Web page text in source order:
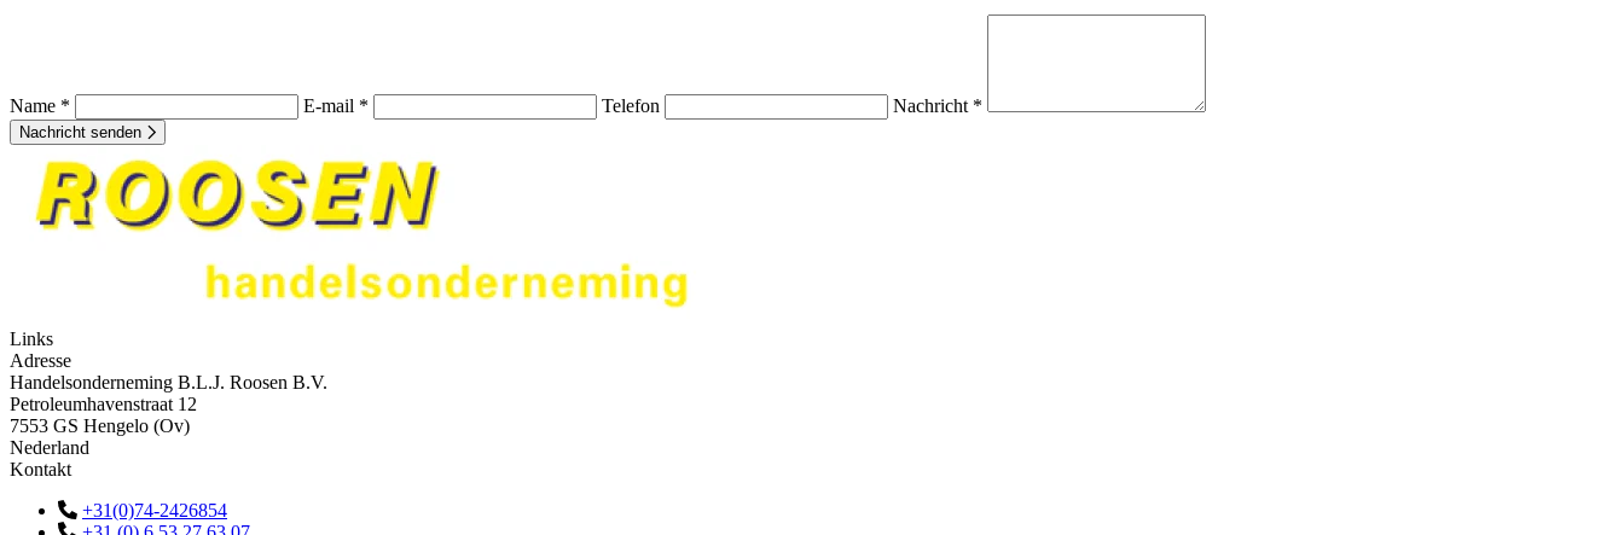
Name * E-mail * Telefon Nachricht *
Nachricht senden
Links
Adresse
Handelsonderneming B.L.J. Roosen B.V.
Petroleumhavenstraat 12
7553 GS Hengelo (Ov)
Nederland
Kontakt
+31(0)74-2426854